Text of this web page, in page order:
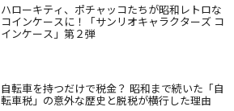
ハローキティ、ポチャッコたちが昭和レトロな
コインケースに！「サンリオキャラクターズ コ
インケース」第２弾
自転車を持つだけで税金？ 昭和まで続いた「自
転車税」の意外な歴史と脱税が横行した理由